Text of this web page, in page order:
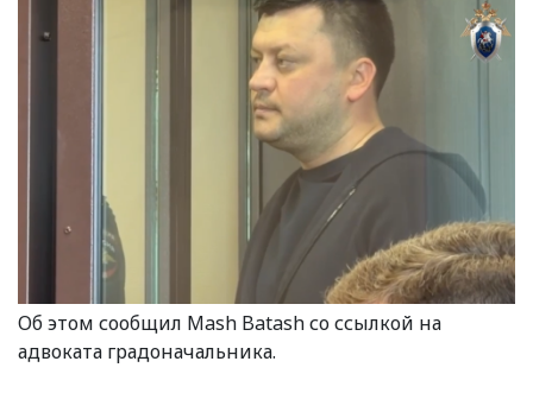
Об этом сообщил Mash Batash со ссылкой на
адвоката градоначальника.